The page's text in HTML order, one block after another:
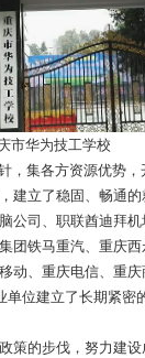
市华为技工学校
，集各方资源优势
建立了稳固、畅通
公司、职联酋迪拜机
团铁马重汽、重庆
动、重庆电信、重
单位建立了长期紧密
策的步伐，努力建